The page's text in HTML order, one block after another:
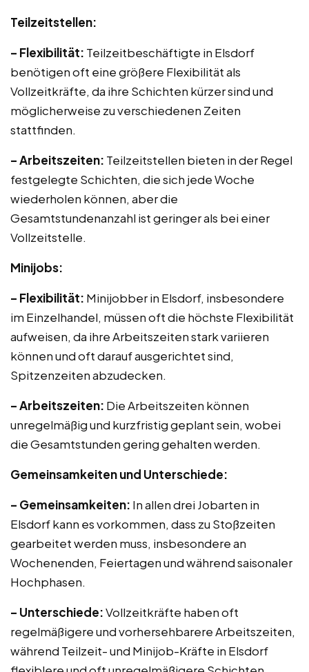
Teilzeitstellen:
– Flexibilität: Teilzeitbeschäftigte in Elsdorf
benötigen oft eine größere Flexibilität als
Vollzeitkräfte, da ihre Schichten kürzer sind und
möglicherweise zu verschiedenen Zeiten
stattfinden.
– Arbeitszeiten: Teilzeitstellen bieten in der Regel
festgelegte Schichten, die sich jede Woche
wiederholen können, aber die
Gesamtstundenanzahl ist geringer als bei einer
Vollzeitstelle.
Minijobs:
– Flexibilität: Minijobber in Elsdorf, insbesondere
im Einzelhandel, müssen oft die höchste Flexibilität
aufweisen, da ihre Arbeitszeiten stark variieren
können und oft darauf ausgerichtet sind,
Spitzenzeiten abzudecken.
– Arbeitszeiten: Die Arbeitszeiten können
unregelmäßig und kurzfristig geplant sein, wobei
die Gesamtstunden gering gehalten werden.
Gemeinsamkeiten und Unterschiede:
– Gemeinsamkeiten: In allen drei Jobarten in
Elsdorf kann es vorkommen, dass zu Stoßzeiten
gearbeitet werden muss, insbesondere an
Wochenenden, Feiertagen und während saisonaler
Hochphasen.
– Unterschiede:Vollzeitkräfte haben oft
regelmäßigere und vorhersehbarere Arbeitszeiten,
während Teilzeit- und Minijob-Kräfte in Elsdorf